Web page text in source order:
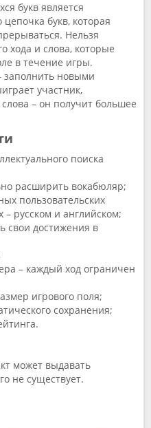
букв является
букв, которая
Нельзя
хода и слова, которые
в течение игры.
заполнить новыми
участник,
– он получит большее
поиска
расширить вокабюляр;
пользовательских
– русском и английском;
свои достижения в
– каждый ход ограничен
игрового поля;
сохранения;
может выдавать
не существует.